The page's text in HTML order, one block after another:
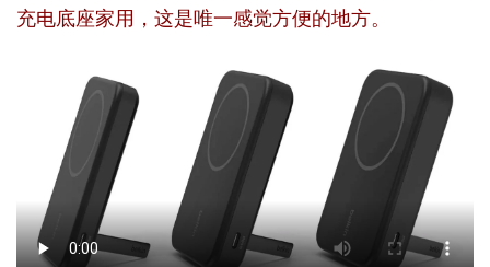
充电底座家用，这是唯一感觉方便的地方。